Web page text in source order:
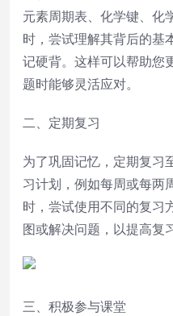
元素周期表、化学键、化
时，尝试理解其背后的基
记硬背。这样可以帮助您
题时能够灵活应对。
二、定期复习
为了巩固记忆，定期复习
习计划，例如每周或每两
时，尝试使用不同的复习
图或解决问题，以提高复
三、积极参与课堂